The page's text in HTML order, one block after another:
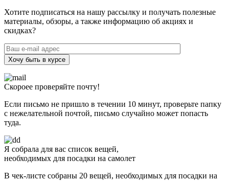
Хотите подписаться на нашу рассылку и получать полезные
материалы, обзоры, а также информацию об акциях и
скидках?
Хочу быть в курсе
Скороее проверяйте почту!
Если письмо не пришло в течении 10 минут, проверьте папку
с нежелательной почтой, письмо случайно может попасть
туда.
Я собрала для вас список вещей,
необходимых для посадки на самолет
В чек-листе собраны 20 вещей, необходимых для посадки на